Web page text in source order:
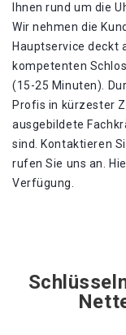
Ihnen rund um die
Wir nehmen die
Hauptservice deckt
kompetenten
(15-25 Minuten).
Profis in kürzester
ausgebildete
sind. Kontaktieren
rufen Sie uns an.
Verfügung.